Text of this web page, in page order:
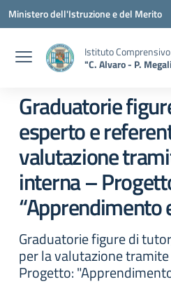
Vai ai contenuti
Vai al menu di navigazione
Vai al footer
Ministero dell'Istruzione e del Merito
Istituto
"C. Alvaro - P.
Graduatorie
esperto e
valutazione
interna –
“Apprendimento
Graduatorie figure di
per la valutazione
Progetto: